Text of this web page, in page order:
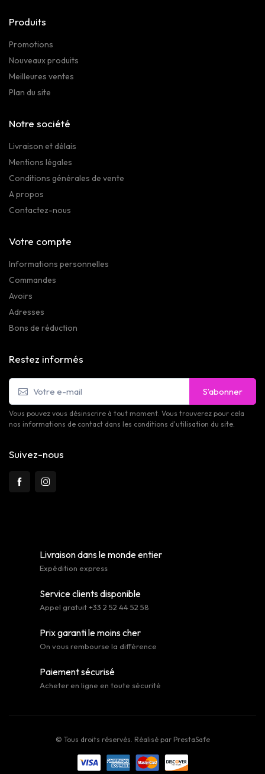
Produits
Promotions
Nouveaux produits
Meilleures ventes
Plan du site
Notre société
Livraison et délais
Mentions légales
Conditions générales de vente
A propos
Contactez-nous
Votre compte
Informations personnelles
Commandes
Avoirs
Adresses
Bons de réduction
Restez informés
S’abonner
Vous pouvez vous désinscrire à tout moment. Vous trouverez pour cela
nos informations de contact dans les conditions d'utilisation du site.
Suivez-nous
Livraison dans le monde entier
Expédition express
Service clients disponible
Appel gratuit +33 2 52 44 52 58
Prix garanti le moins cher
On vous rembourse la différence
Paiement sécurisé
Acheter en ligne en toute sécurité
© Tous droits réservés. Réalisé par PrestaSafe